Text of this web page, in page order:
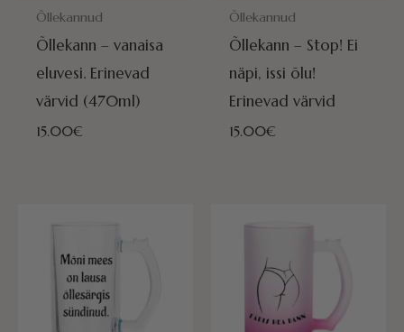
POSTITAMISEKS VALMIS HOMME!
Õllekannud
Õllekann – vanaisa
eluvesi. Erinevad
värvid (470ml)
15.00€
POSTITAMISEKS VALMIS
Õllekannud
Õllekann – Stop! Ei
näpi, issi õlu!
Erinevad värvid
15.00€